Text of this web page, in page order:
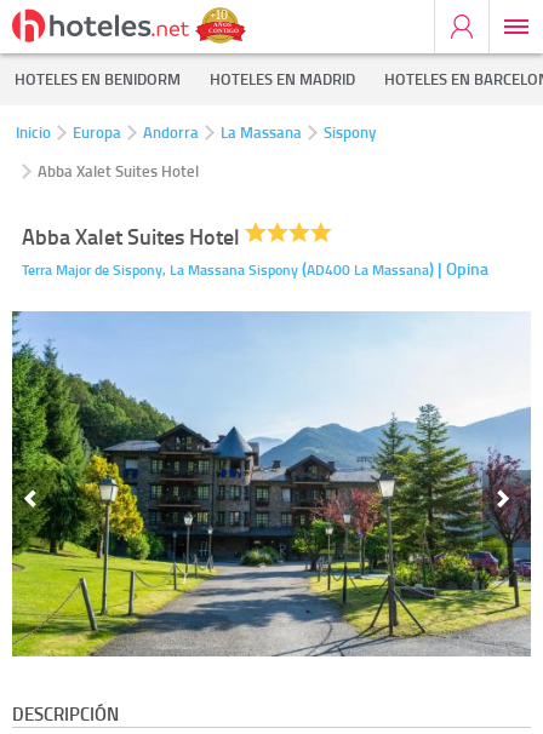
HOTELES EN BENIDORM HOTELES EN MADRID HOTELES EN
Inicio Europa Andorra La Massana
Sispony
Abba Xalet Suites Hotel
Abba Xalet Suites Hotel
Terra Major de Sispony, La MassanaSispony(AD400 La Massana) | Opina
DESCRIPCIÓN